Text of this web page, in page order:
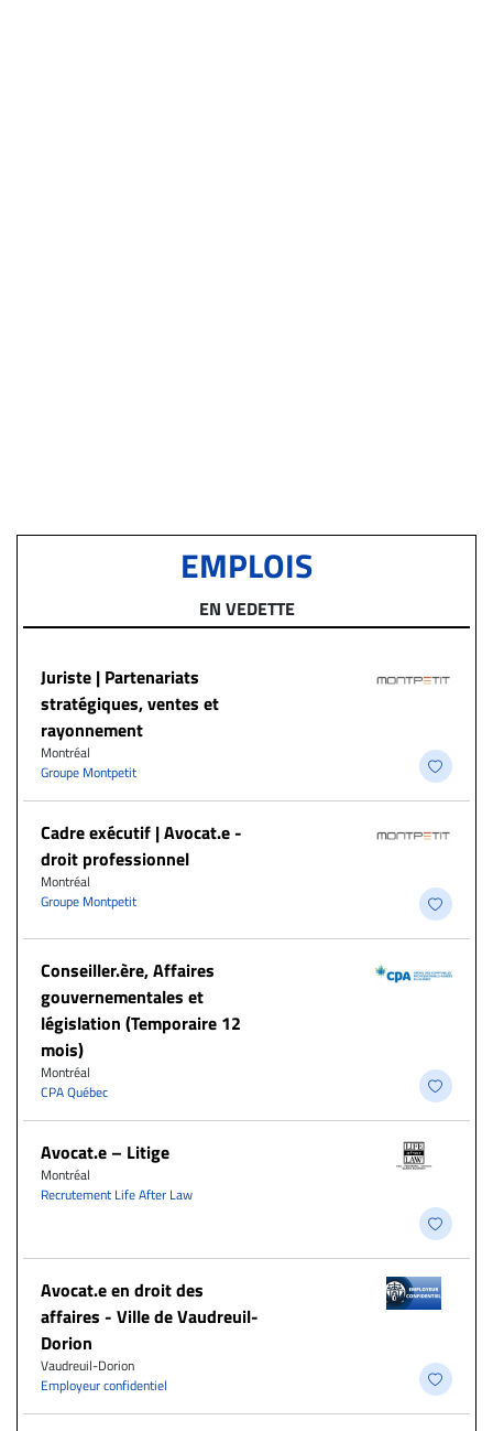
EMPLOIS
EN VEDETTE
Juriste | Partenariats
stratégiques, ventes et
rayonnement
Montréal
Groupe Montpetit
Cadre exécutif | Avocat.e -
droit professionnel
Montréal
Groupe Montpetit
Conseiller.ère, Affaires
gouvernementales et
législation (Temporaire 12
mois)
Montréal
CPA Québec
Avocat.e – Litige
Montréal
Recrutement Life After Law
Avocat.e en droit des
affaires - Ville de Vaudreuil-
Dorion
Vaudreuil-Dorion
Employeur confidentiel